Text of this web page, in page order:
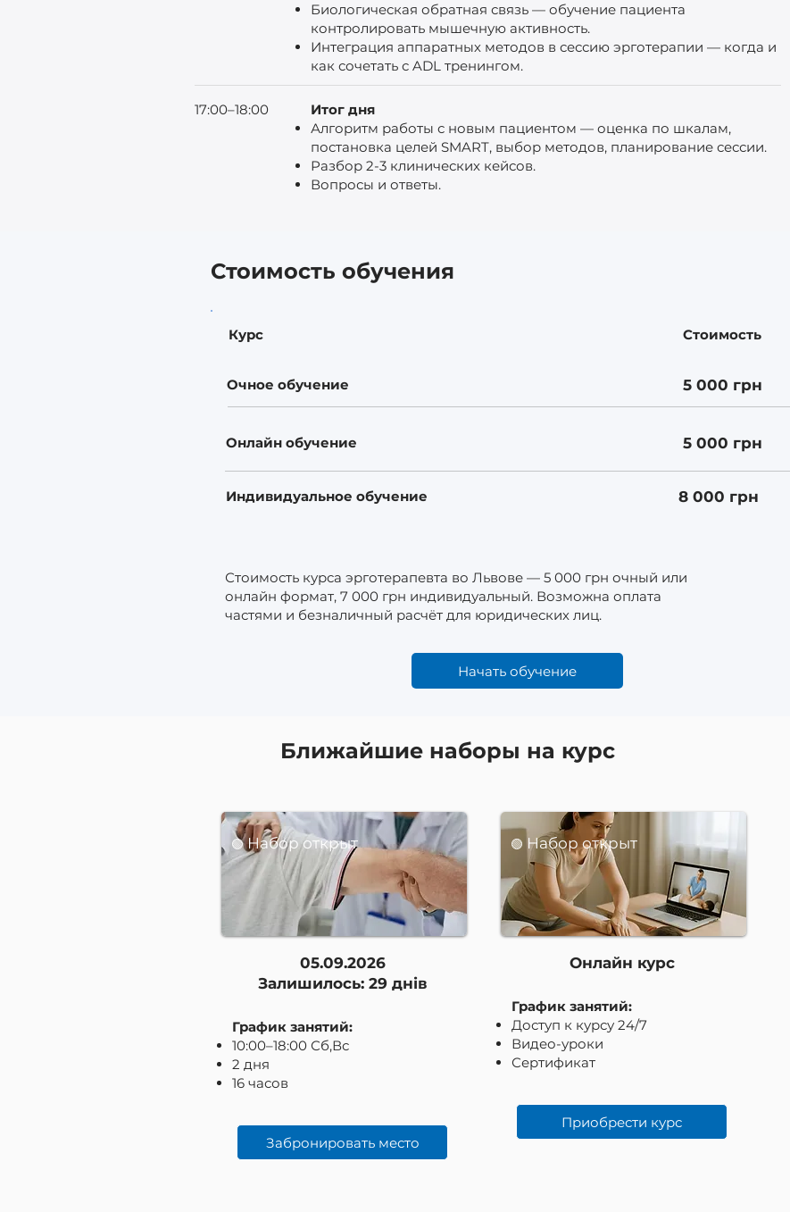
Биологическая обратная связь — обучение пациента
контролировать мышечную активность.
Интеграция аппаратных методов в сессию эрготерапии — когда и
как сочетать с ADL тренингом.
17:00–18:00
Итог дня
Алгоритм работы с новым пациентом — оценка по шкалам,
постановка целей SMART, выбор методов, планирование сессии.
Разбор 2-3 клинических кейсов.
Вопросы и ответы.
Стоимость обучения
Курс Стоимость
Очное обучение 5 000 грн
Онлайн обучение 5 000 грн
Индивидуальное обучение 8 000 грн
Стоимость курса эрготерапевта во Львове — 5 000 грн очный или
онлайн формат, 7 000 грн индивидуальный. Возможна оплата
частями и безналичный расчёт для юридических лиц.
Начать обучение
Ближайшие наборы на курс
🟢Набор открыт
05.09.2026
Залишилось: 29 днів
График занятий:
10:00–18:00 Сб,Вс
2 дня
16 часов
Забронировать место
🟢 Набор открыт
Онлайн курс
График занятий:
Доступ к курсу 24/7
Видео-уроки
Сертификат
Приобрести курс